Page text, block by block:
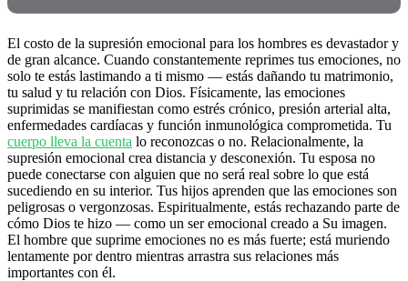
El costo de la supresión emocional para los hombres es devastador y
de gran alcance. Cuando constantemente reprimes tus emociones, no
solo te estás lastimando a ti mismo — estás dañando tu matrimonio,
tu salud y tu relación con Dios. Físicamente, las emociones
suprimidas se manifiestan como estrés crónico, presión arterial alta,
enfermedades cardíacas y función inmunológica comprometida. Tu
cuerpo lleva la cuenta lo reconozcas o no. Relacionalmente, la
supresión emocional crea distancia y desconexión. Tu esposa no
puede conectarse con alguien que no será real sobre lo que está
sucediendo en su interior. Tus hijos aprenden que las emociones son
peligrosas o vergonzosas. Espiritualmente, estás rechazando parte de
cómo Dios te hizo — como un ser emocional creado a Su imagen.
El hombre que suprime emociones no es más fuerte; está muriendo
lentamente por dentro mientras arrastra sus relaciones más
importantes con él.